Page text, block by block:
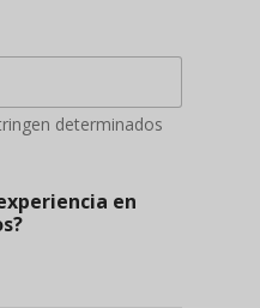
determinados
en